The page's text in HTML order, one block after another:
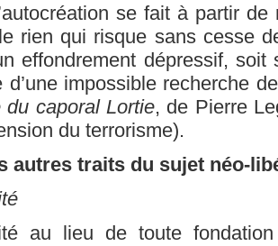
se fait à partir
rien qui risque sans cesse
effondrement dépressif,
d’une impossible recherche
du caporal Lortie, de Pierre
du terrorisme).
autres traits du sujet néo-
au lieu de toute